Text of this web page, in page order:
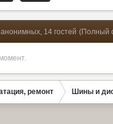
14 гостей (Полный
ремонт Шины и